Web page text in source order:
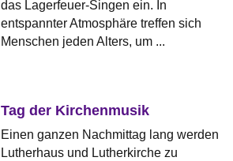
das Lagerfeuer-Singen ein. In
entspannter Atmosphäre treffen sich
Menschen jeden Alters, um ...
Tag der Kirchenmusik
Einen ganzen Nachmittag lang werden
Lutherhaus und Lutherkirche zu